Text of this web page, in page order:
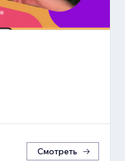
Смотреть